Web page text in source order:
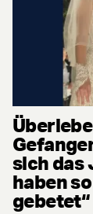
sich das
haben
gebetet“